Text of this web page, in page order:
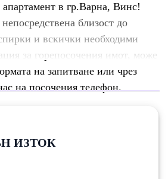
апартамент в гр.Варна, Винс!
близост до
и вскички необходими
за горепосочения имот, може
на запитване или чрез
на посочения телефон.
ИЗТОК